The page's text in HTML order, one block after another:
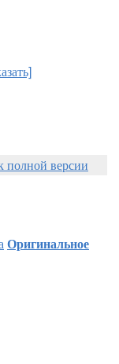
полной версии
Оригинальное